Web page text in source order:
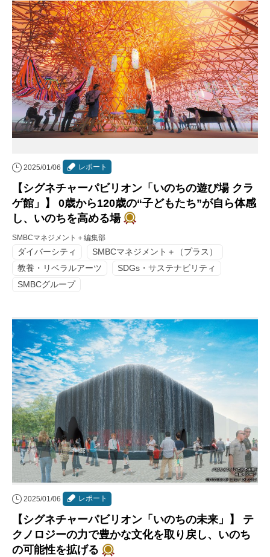
2025/01/06 レポート
【シグネチャーパビリオン「いのちの遊び場 クラ
ゲ館」】 0歳から120歳の“子どもたち”が自ら体感
し、いのちを高める場
SMBCマネジメント＋編集部
ダイバーシティ
SMBCマネジメント＋（プラス）
教養・リベラルアーツ
SDGs・サステナビリティ
SMBCグループ
2025/01/06 レポート
【シグネチャーパビリオン「いのちの未来」】 テ
クノロジーの力で豊かな文化を取り戻し、いのち
の可能性を拡げる